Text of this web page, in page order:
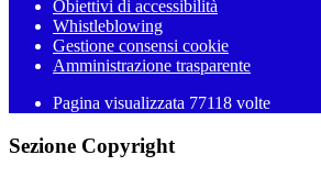
Obiettivi di accessibilità
Whistleblowing
Gestione consensi cookie
Amministrazione trasparente
Pagina visualizzata 77118 volte
Sezione Copyright